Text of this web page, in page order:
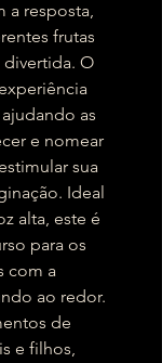
a resposta,
frutas
divertida. O
as
e nomear
sua
Ideal
alta, este é
para os
com a
ao redor.
de
e filhos,